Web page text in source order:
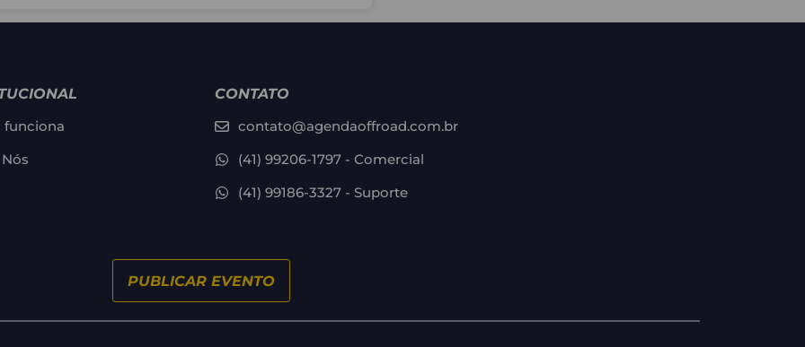
funciona
CONTATO
contato@agendaoffroad.com.br
(41) 99206-1797 - Comercial
(41) 99186-3327 - Suporte
PUBLICAR EVENTO